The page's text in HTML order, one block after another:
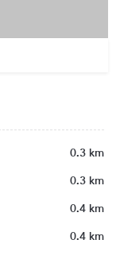
0.3 km
0.3 km
0.4 km
0.4 km